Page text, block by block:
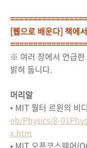
[웹으로 배운다] 책에
※ 여러 장에서 언급한
밝혀 둡니다.
머리말
• MIT 월터 르윈의 비
eb/Physics/8-
x.htm